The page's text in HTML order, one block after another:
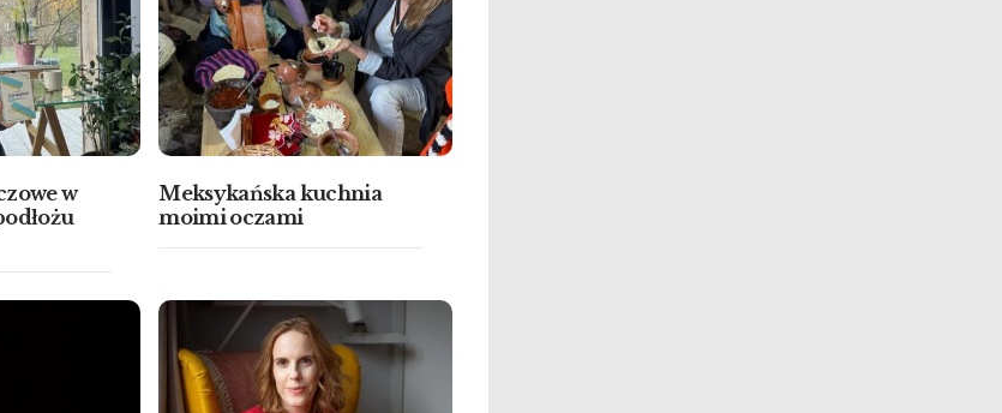
w
Meksykańska kuchnia
moimi oczami